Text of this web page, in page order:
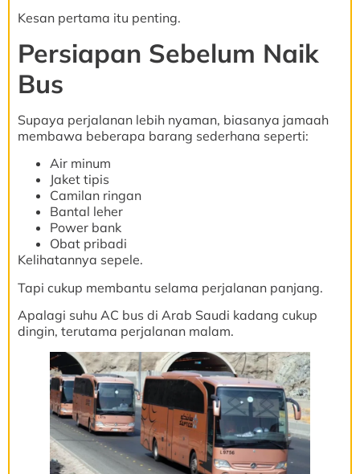
Kesan pertama itu penting.
Persiapan Sebelum Naik
Bus
Supaya perjalanan lebih nyaman, biasanya jamaah
membawa beberapa barang sederhana seperti:
Air minum
Jaket tipis
Camilan ringan
Bantal leher
Power bank
Obat pribadi
Kelihatannya sepele.
Tapi cukup membantu selama perjalanan panjang.
Apalagi suhu AC bus di Arab Saudi kadang cukup
dingin, terutama perjalanan malam.